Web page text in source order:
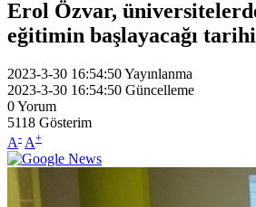
Erol Özvar,
eğitimin başlayacağı tarihi
2023-3-30 16:54:50Yayınlanma
2023-3-30 16:54:50 Güncelleme
0Yorum
5118 Gösterim
A- A+